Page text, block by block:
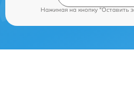
Нажимая на кнопку "Оставить